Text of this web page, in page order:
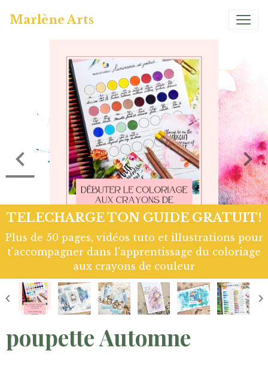
Marlène Arts
TELECHARGE TON GUIDE GRATUIT!
Plus de 50 pages, vidéos tuto et illustrations pour
t'accompagner dans l'apprentissage du coloriage
aux crayons de couleur
poupette Automne